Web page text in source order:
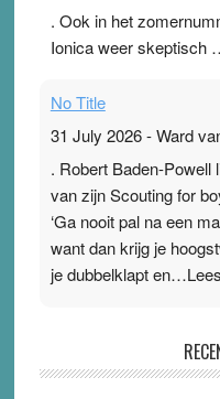
. Ook in het
Ionica weer skeptisch
No Title
31 July 2026-Ward
. Robert Baden-Powell
van zijn Scouting for
‘Ga nooit pal na een
want dan krijg je
je dubbelklapt
Ward